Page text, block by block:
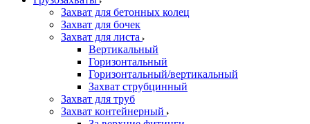
Захват для бетонных колец
Захват для бочек
Захват для листа
Вертикальный
Горизонтальный
Горизонтальный/вертикальный
Захват струбцинный
Захват для труб
Захват контейнерный